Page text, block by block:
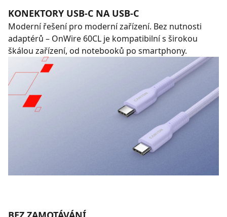
KONEKTORY USB-C NA USB-C
Moderní řešení pro moderní zařízení. Bez nutnosti
adaptérů – OnWire 60CL je kompatibilní s širokou
škálou zařízení, od notebooků po smartphony.